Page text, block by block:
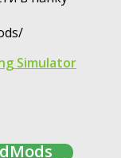
Simulator